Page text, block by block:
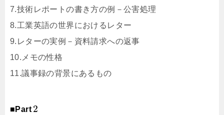
7.技術レポートの書き方の例－公害処理
8.工業英語の世界におけるレター
9.レターの実例－資料請求への返事
10.メモの性格
11.議事録の背景にあるもの
■Part 2